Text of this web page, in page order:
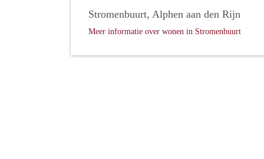
Stromenbuurt, Alphen aan den Rijn
Meer informatie over wonen in Stromenbuurt